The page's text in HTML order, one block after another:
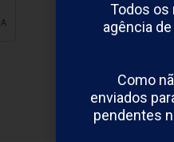
Todos os
agência de
Como
enviados
pendentes